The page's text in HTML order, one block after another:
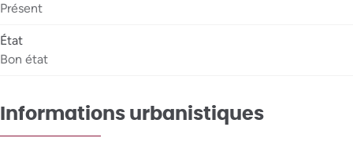
Présent
État
Bon état
Informations urbanistiques